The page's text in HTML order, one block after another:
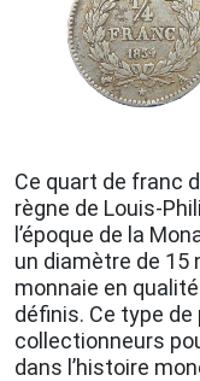
Ce quart de franc
règne de Louis-
l’époque de la
un diamètre de 15
monnaie en
définis. Ce type
collectionneurs
dans l’histoire